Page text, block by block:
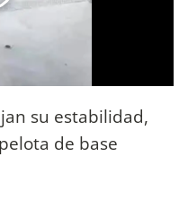
su estabilidad,
de base